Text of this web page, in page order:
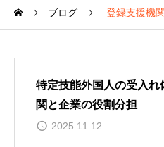
ブログ 登録支援機関
特定技能外国人の受入
関と企業の役割分担
2025.11.12